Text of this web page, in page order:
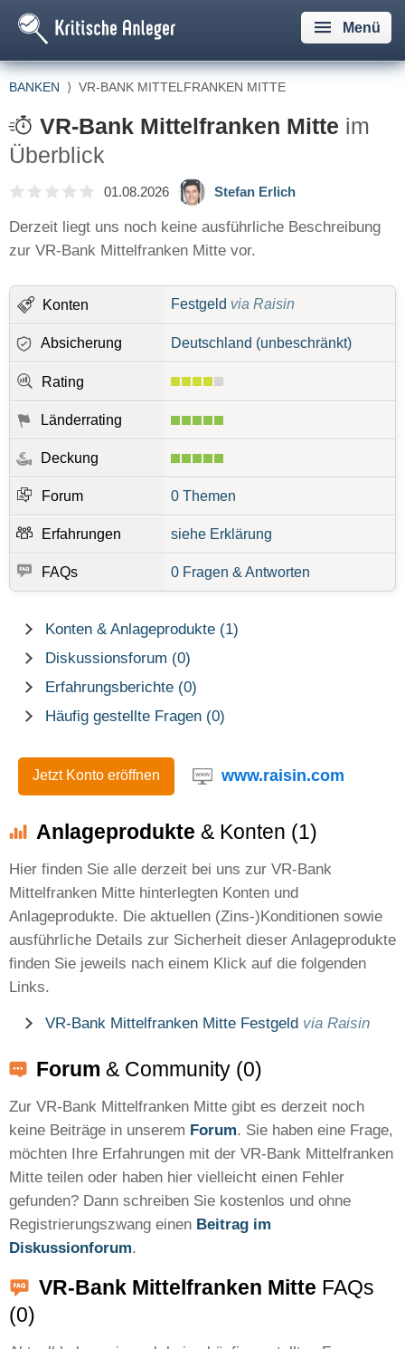
Menü
BANKEN ⟩ VR-BANK MITTELFRANKEN MITTE
VR-Bank Mittelfranken Mitte im
Überblick
01.08.2026 Stefan Erlich
Derzeit liegt uns noch keine ausführliche Beschreibung
zur VR-Bank Mittelfranken Mitte vor.
Konten Festgeld via Raisin
Absicherung Deutschland (unbeschränkt)
Rating
Länderrating
Deckung
Forum 0 Themen
Erfahrungen siehe Erklärung
FAQs 0 Fragen & Antworten
Konten & Anlageprodukte (1)
Diskussionsforum (0)
Erfahrungsberichte (0)
Häufig gestellte Fragen (0)
Jetzt Konto eröffnen www.raisin.com
Anlageprodukte & Konten (1)
Hier finden Sie alle derzeit bei uns zur VR-Bank
Mittelfranken Mitte hinterlegten Konten und
Anlageprodukte. Die aktuellen (Zins-)Konditionen sowie
ausführliche Details zur Sicherheit dieser Anlageprodukte
finden Sie jeweils nach einem Klick auf die folgenden
Links.
VR-Bank Mittelfranken Mitte Festgeld via Raisin
Forum & Community (0)
Zur VR-Bank Mittelfranken Mitte gibt es derzeit noch
keine Beiträge in unserem Forum. Sie haben eine Frage,
möchten Ihre Erfahrungen mit der VR-Bank Mittelfranken
Mitte teilen oder haben hier vielleicht einen Fehler
gefunden? Dann schreiben Sie kostenlos und ohne
Registrierungszwang einen Beitrag im
Diskussionforum.
VR-Bank Mittelfranken Mitte FAQs
(0)